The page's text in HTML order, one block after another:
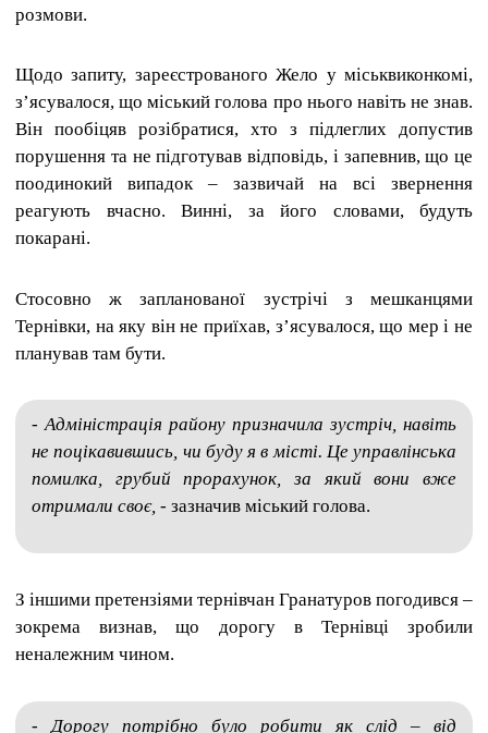
розмови.
Щодо запиту, зареєстрованого Жело у міськвиконкомі,
з’ясувалося, що міський голова про нього навіть не знав.
Він пообіцяв розібратися, хто з підлеглих допустив
порушення та не підготував відповідь, і запевнив, що це
поодинокий випадок – зазвичай на всі звернення
реагують вчасно. Винні, за його словами, будуть
покарані.
Стосовно ж запланованої зустрічі з мешканцями
Тернівки, на яку він не приїхав, з’ясувалося, що мер і не
планував там бути.
- Адміністрація району призначила зустріч, навіть
не поцікавившись, чи буду я в місті. Це управлінська
помилка, грубий прорахунок, за який вони вже
отримали своє, - зазначив міський голова.
З іншими претензіями тернівчан Гранатуров погодився –
зокрема визнав, що дорогу в Тернівці зробили
неналежним чином.
- Дорогу потрібно було робити як слід – від